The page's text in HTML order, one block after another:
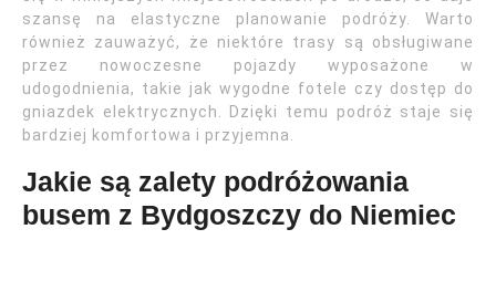
szansę na elastyczne planowanie podróży. Warto
również zauważyć, że niektóre trasy są obsługiwane
przez nowoczesne pojazdy wyposażone w
udogodnienia, takie jak wygodne fotele czy dostęp do
gniazdek elektrycznych. Dzięki temu podróż staje się
bardziej komfortowa i przyjemna.
Jakie są zalety podróżowania
busem z Bydgoszczy do Niemiec